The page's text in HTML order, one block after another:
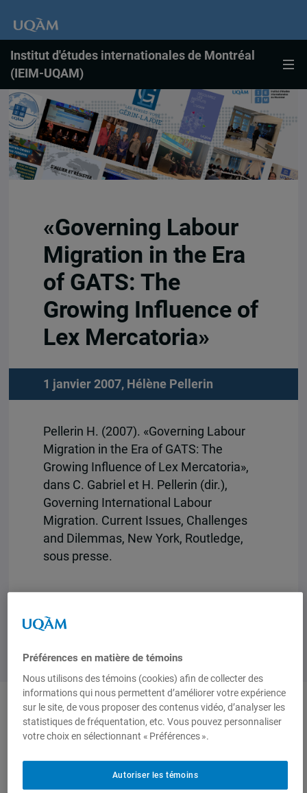
Institut d'études internationales de Montréal
(IEIM-UQAM)
«Governing Labour
Migration in the Era
of GATS: The
Growing Influence of
Lex Mercatoria»
1 janvier 2007, Hélène Pellerin
Pellerin H. (2007). «Governing Labour
Migration in the Era of GATS: The
Growing Influence of Lex Mercatoria»,
dans C. Gabriel et H. Pellerin (dir.),
Governing International Labour
Migration. Current Issues, Challenges
and Dilemmas, New York, Routledge,
sous presse.
Auteurs-trices
Préférences en matière de témoins
Nous utilisons des témoins (cookies) afin de collecter des
informations qui nous permettent d’améliorer votre expérience
sur le site, de vous proposer des contenus vidéo, d’analyser les
statistiques de fréquentation, etc. Vous pouvez personnaliser
votre choix en sélectionnant « Préférences ».
Autoriser les témoins